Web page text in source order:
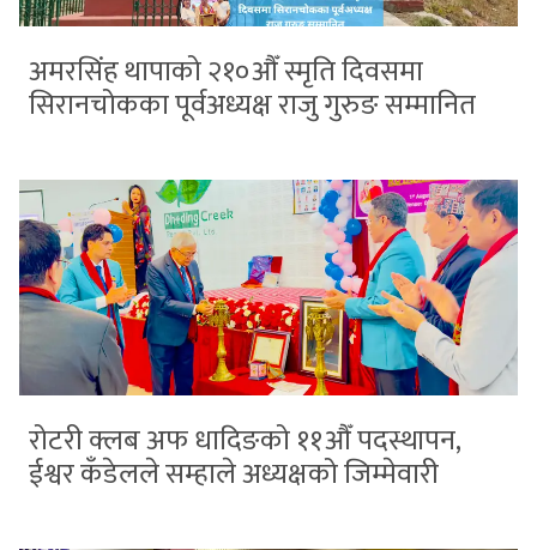
अमरसिंह थापाको २१०औँ स्मृति दिवसमा
सिरानचोकका पूर्वअध्यक्ष राजु गुरुङ सम्मानित
रोटरी क्लब अफ धादिङको ११औँ पदस्थापन,
ईश्वर कँडेलले सम्हाले अध्यक्षको जिम्मेवारी